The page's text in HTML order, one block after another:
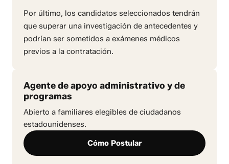
Por último, los candidatos seleccionados tendrán
que superar una investigación de antecedentes y
podrían ser sometidos a exámenes médicos
previos a la contratación.
Agente de apoyo administrativo y de
programas
Abierto a familiares elegibles de ciudadanos
estadounidenses.
Cómo Postular